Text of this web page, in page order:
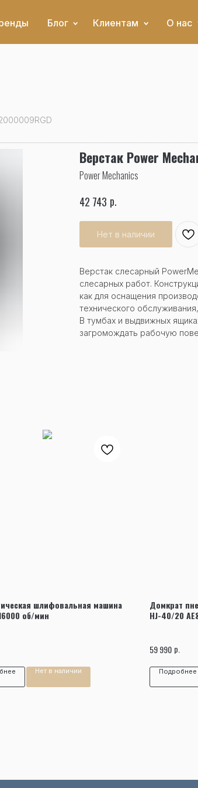
Клиентам О нас
Блог
Верстак Power
Power Mechanics
42 743 р.
Нет в наличии
Верстак слесарный
слесарных работ.
как для оснащения
технического
В тумбах и выдвижных
загромождать рабочую
шлифовальная машина
об/мин
Нет в наличии
Домкрат
HJ-40/20
59 990 р.
Подробнее